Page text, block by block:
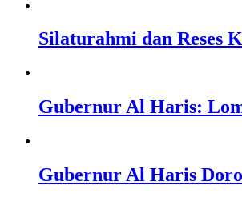
Silaturahmi dan Reses
Gubernur Al Haris:
Gubernur Al Haris